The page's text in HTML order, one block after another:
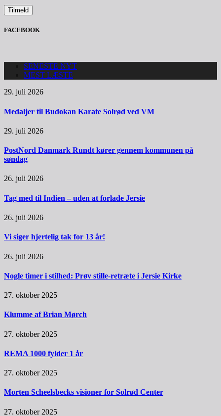
FACEBOOK
SENESTE NYT
MEST LÆSTE
29. juli 2026
Medaljer til Budokan Karate Solrød ved VM
29. juli 2026
PostNord Danmark Rundt kører gennem kommunen på
søndag
26. juli 2026
Tag med til Indien – uden at forlade Jersie
26. juli 2026
Vi siger hjertelig tak for 13 år!
26. juli 2026
Nogle timer i stilhed: Prøv stille-retræte i Jersie Kirke
27. oktober 2025
Klumme af Brian Mørch
27. oktober 2025
REMA 1000 fylder 1 år
27. oktober 2025
Morten Scheelsbecks visioner for Solrød Center
27. oktober 2025